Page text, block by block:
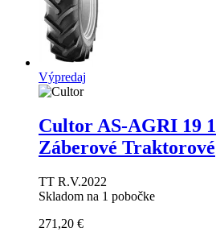
Výpredaj
Cultor AS-AGRI 19
Záberové Traktorové
TT R.V.2022
Skladom na 1 pobočke
271,20 €